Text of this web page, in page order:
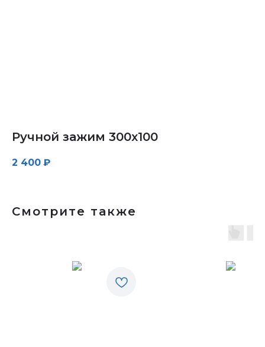
Ручной зажим 300х100
2 400 ₽
Смотрите также